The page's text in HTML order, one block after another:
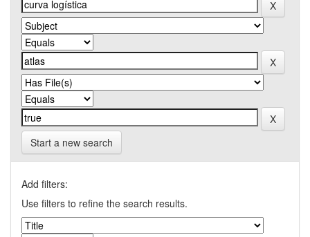
Start a new search
Add filters:
Use filters to refine the search results.